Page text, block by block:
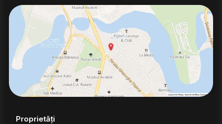
Proprietăți